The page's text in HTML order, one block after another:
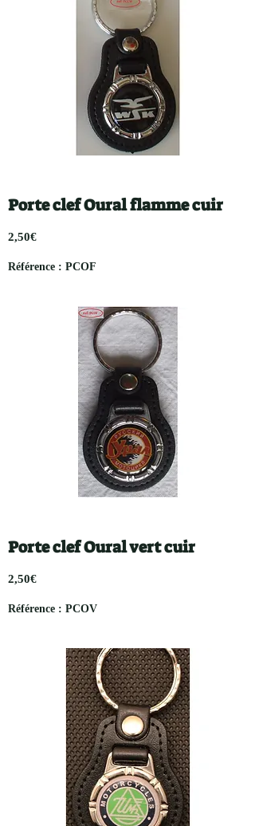
Porte clef Oural flamme cuir
2,50€
Référence : PCOF
Porte clef Oural vert cuir
2,50€
Référence : PCOV